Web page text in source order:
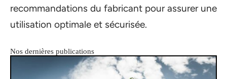
recommandations du fabricant pour assurer une
utilisation optimale et sécurisée.
Nos dernières publications